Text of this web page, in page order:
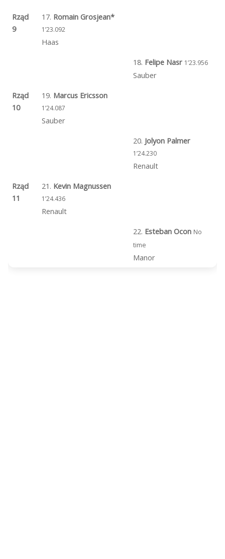
Rząd
9
17. Romain Grosjean*
1’23.092
Haas
18. Felipe Nasr 1’23.956
Sauber
Rząd
10
19. Marcus Ericsson
1’24.087
Sauber
20. Jolyon Palmer
1’24.230
Renault
Rząd
11
21. Kevin Magnussen
1’24.436
Renault
22. Esteban Ocon No
time
Manor